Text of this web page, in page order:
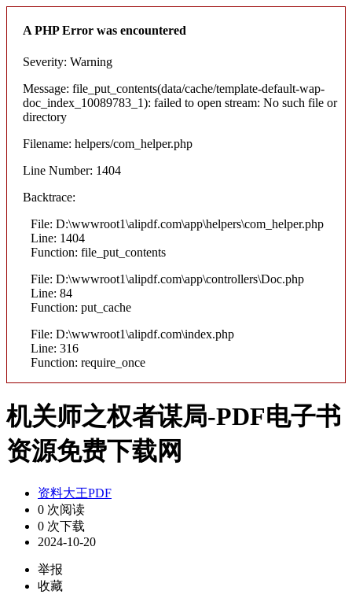
A PHP Error was encountered
Severity: Warning
Message: file_put_contents(data/cache/template-default-wap-
doc_index_10089783_1): failed to open stream: No such file or
directory
Filename: helpers/com_helper.php
Line Number: 1404
Backtrace:
File: D:\wwwroot1\alipdf.com\app\helpers\com_helper.php
Line: 1404
Function: file_put_contents
File: D:\wwwroot1\alipdf.com\app\controllers\Doc.php
Line: 84
Function: put_cache
File: D:\wwwroot1\alipdf.com\index.php
Line: 316
Function: require_once
机关师之权者谋局-PDF电子书
资源免费下载网
资料大王PDF
0 次阅读
0 次下载
2024-10-20
举报
收藏